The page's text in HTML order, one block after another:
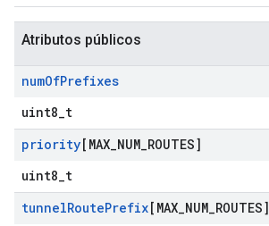
Atributos públicos
numOfPrefixes
uint8_t
priority[MAX NUM ROUTES]
uint8_t
tunnelRoutePrefix[MAX NUM ROUTES]